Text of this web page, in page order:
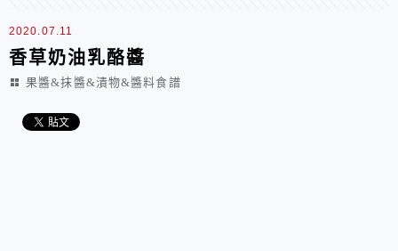
2020.07.11
香草奶油乳酪醬
果醬&抹醬&漬物&醬料食譜